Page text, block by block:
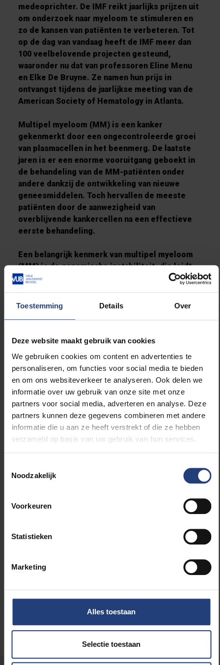
Toestemming Details Over
Deze website maakt gebruik van cookies
We gebruiken cookies om content en advertenties te
personaliseren, om functies voor social media te bieden
en om ons websiteverkeer te analyseren. Ook delen we
informatie over uw gebruik van onze site met onze
partners voor social media, adverteren en analyse. Deze
partners kunnen deze gegevens combineren met andere
informatie die u aan ze heeft verstrekt of die ze hebben
verzameld op basis van uw gebruik van hun services.
Noodzakelijk
Voorkeuren
Statistieken
Marketing
Alles toestaan
Selectie toestaan
medeoprichter. De IMF reikt jaarlijks prijzen uit
om onderzoek naar myeloom te stimuleren en
zo de kansen van patiënten te verbeteren. Tot
op de dag van vandaag heeft de IMF meer dan
100 veelbelovende projecten gesteund,
waaronder nu dat van professoren Eline Menu
en Elke De Bruyne. Ze namen hun prijs in
ontvangst tijdens de jaarlijkse meeting van de
American Society of Hematology in Atlanta.
Multipel myeloom (MM) is een kanker
gekenmerkt door een ongecontroleerde groei
van plasmacellen in het beenmerg. De laatste
jaren is er een enorme vooruitgang geboekt in
de behandeling van de MM-patiënten onder
andere dankzij de ontwikkeling van nieuwe
geneesmiddelen. Toch hervallen de meeste
patiënten door de aanwezigheid van
overblijvende kankercellen na een effectieve
eerste behandeling.
Een belangrijk kenmerk van multipel myeloom
(MM) is de genomische instabiliteit, die leidt
tot genetische defecten, drugresistentie en
Professor Elke De Bruyne een Brian D. Novis
methyltransferase 5 (PRMT5) in de MM
drugresponse.
Een andere oorzaak van herval, is de
wisselwerking tussen de MM cellen en de
beenmerg omgeving waarin ze zich nestelen.
Professor Eline Menu ontving een Brian D.
Novis Senior Award voor haar onderzoek naar